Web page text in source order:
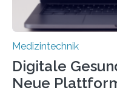
Medizintechnik
Digitale
Neue